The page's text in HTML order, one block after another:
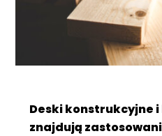
Deski konstrukcyjne
znajdują